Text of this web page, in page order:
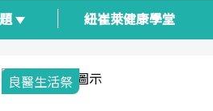
紐崔萊健康學堂
良醫生活祭